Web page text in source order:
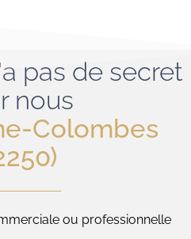
pas de secret
nous
Colombes
ou professionnelle